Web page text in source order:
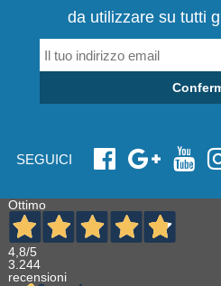
da utilizzare su tutti
SEGUICI
Ottimo
4,8/5
3.244
recensioni